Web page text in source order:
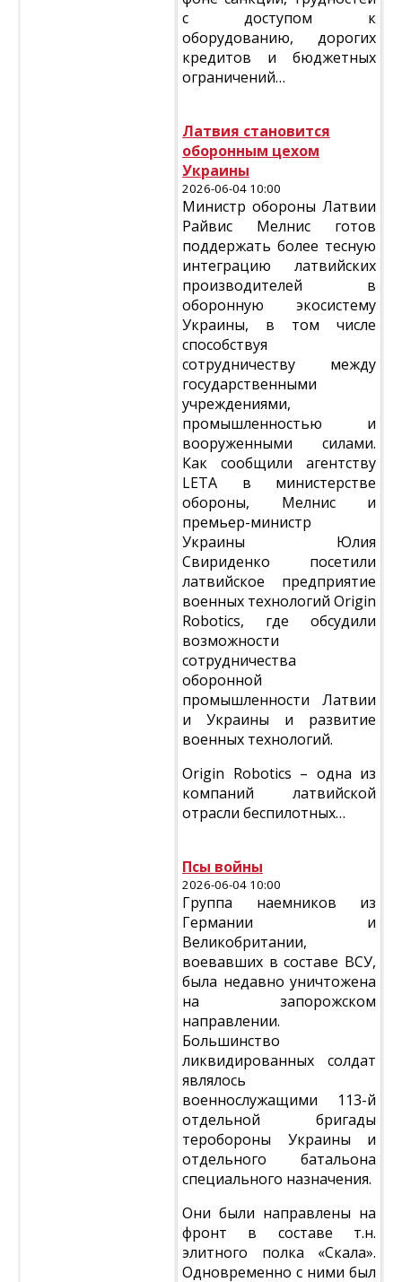
с доступом к
оборудованию, дорогих
кредитов и бюджетных
ограничений…
Латвия становится
оборонным цехом
Украины
2026-06-04 10:00
Министр обороны Латвии
Райвис Мелнис готов
поддержать более тесную
интеграцию латвийских
производителей в
оборонную экосистему
Украины, в том числе
способствуя
сотрудничеству между
государственными
учреждениями,
промышленностью и
вооруженными силами.
Как сообщили агентству
LЕТА в министерстве
обороны, Мелнис и
премьер-министр
Украины Юлия
Свириденко посетили
латвийское предприятие
военных технологий Origin
Robotics, где обсудили
возможности
сотрудничества
оборонной
промышленности Латвии
и Украины и развитие
военных технологий.
Origin Robotics – одна из
компаний латвийской
отрасли беспилотных…
Псы войны
2026-06-04 10:00
Группа наемников из
Германии и
Великобритании,
воевавших в составе ВСУ,
была недавно уничтожена
на запорожском
направлении.
Большинство
ликвидированных солдат
являлось
военнослужащими 113-й
отдельной бригады
теробороны Украины и
отдельного батальона
специального назначения.
Они были направлены на
фронт в составе т.н.
элитного полка «Скала».
Одновременно с ними был